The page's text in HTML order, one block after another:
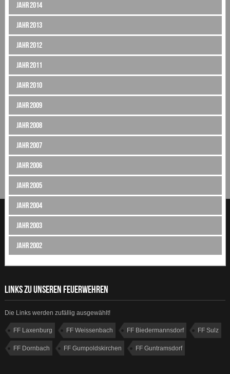
Jahr 2014
Jahr 2013
Jahr 2012
Jahr 2011
Jahr 2010
Jahr 2009
Jahr 2008
Jahr 2007
Jahr 2006
Jahr 2005
Jahr 2004
Jahr 2003
Jahr 2002
LINKS ZU UNSEREN FEUERWEHREN
Die Links werden zufällig ausgewählt!
FF Laxenburg FF Weissenbach FF Biedermannsdorf FF Sulz
FF Dornbach FF Gumpoldskirchen FF Guntramsdorf